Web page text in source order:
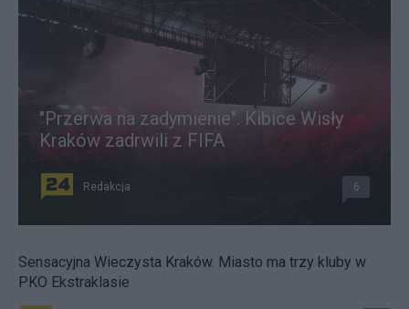
"Przerwa na zadymienie". Kibice Wisły
Kraków zadrwili z FIFA
Redakcja 6
Sensacyjna Wieczysta Kraków. Miasto ma trzy kluby w
PKO Ekstraklasie